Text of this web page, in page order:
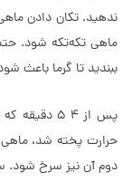
ندهید. تکان دادن
ماهی تکه‌تکه شود.
ببندید تا گرما باعث
پس از 4 5
حرارت پخته شد، ماهی
دوم آن نیز سرخ شود.